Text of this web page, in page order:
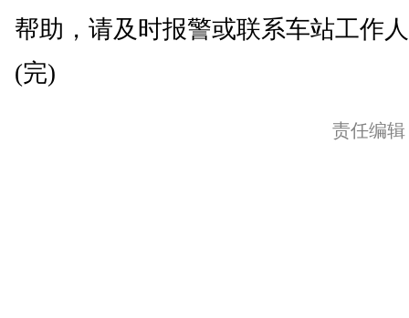
帮助，请及时报警或联系车站工作
(完)
责任编